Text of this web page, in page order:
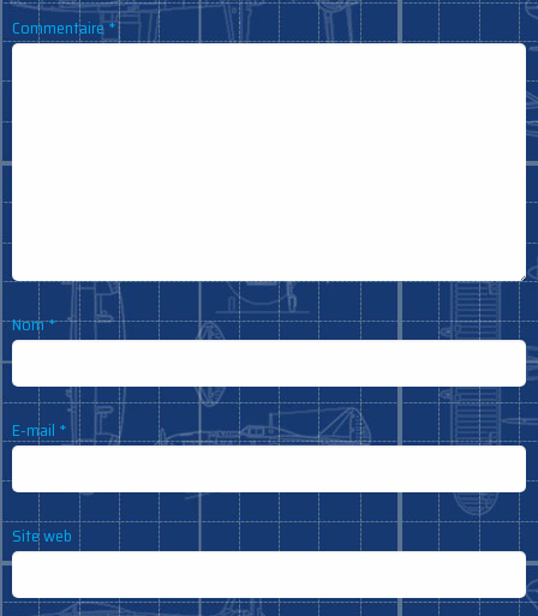
Commentaire*
Nom*
E-mail *
Site web